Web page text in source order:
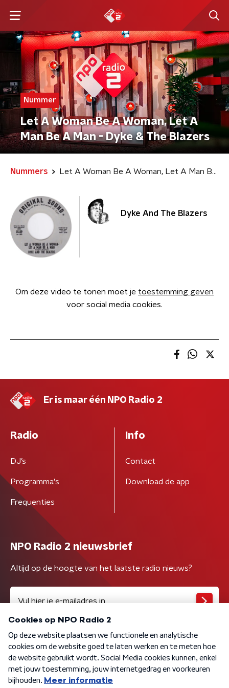
Nummer
Let A Woman Be A Woman, Let A
Man Be A Man - Dyke & The Blazers
Nummers Let A Woman Be A Woman, Let A Man Be A Man
Dyke And The Blazers
Om deze video te tonen moet je toestemming geven
voor social media cookies.
Er is maar één NPO Radio 2
Radio
DJ’s
Programma's
Frequenties
Info
Contact
Download de app
NPO Radio 2 nieuwsbrief
Altijd op de hoogte van het laatste radio nieuws?
Algemene voorwaarden